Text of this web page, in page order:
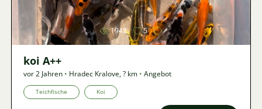
1942 5
koi A++
vor 2 Jahren • Hradec Kralove,? km • Angebot
Teichfische Koi